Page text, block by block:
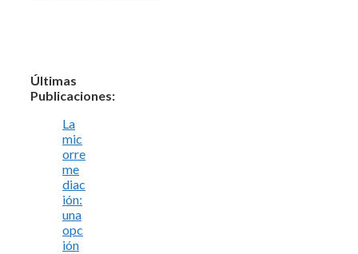
Últimas
Publicaciones:
La
mic
orre
me
diac
ión:
una
opc
ión